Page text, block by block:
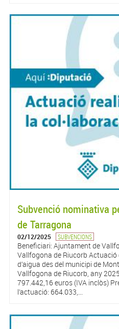
Subvenció nominativa
de Tarragona
02/12/2025 SUBVENCIONS
Beneficiari: Ajuntament de
Vallfogona de Riucorb Actuació
d’aigua des del municipi de
Vallfogona de Riucorb, any
797.442,16 euros (IVA inclòs)
l’actuació: 664.033,...